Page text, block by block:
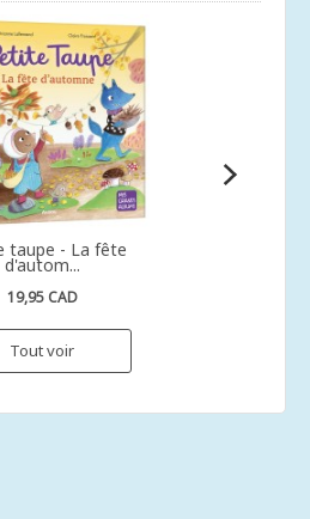
taupe - La fête
d'autom...
19,95 CAD
Tout voir